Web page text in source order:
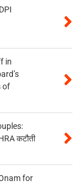
in
of
कटौती
for